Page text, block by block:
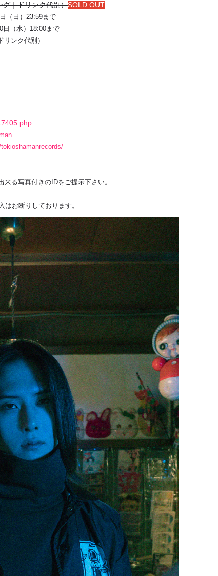
｜ドリンク代別）SOLD OUT
（日）23:59まで
日（水）18:00まで
リンク代別）
る写真付きのIDをご提示下さい。
お断りしております。